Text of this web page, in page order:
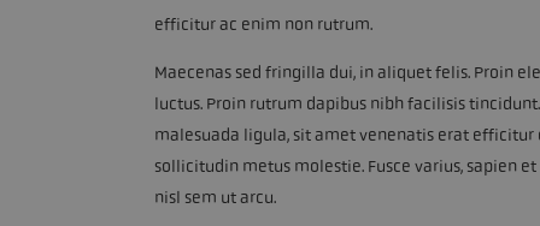
efficitur ac enim non rutrum.
Maecenas sed fringilla dui, in aliquet felis. Proin
luctus. Proin rutrum dapibus nibh facilisis
malesuada ligula, sit amet venenatis erat
sollicitudin metus molestie. Fusce varius, sapien
nisl sem ut arcu.